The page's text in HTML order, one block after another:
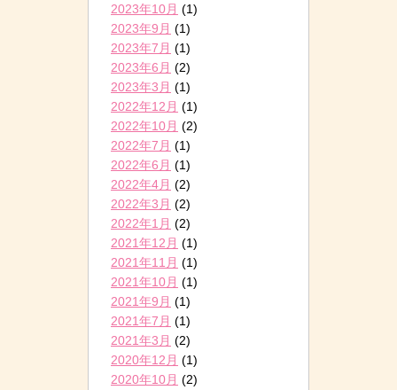
2023年10月 (1)
2023年9月 (1)
2023年7月 (1)
2023年6月 (2)
2023年3月 (1)
2022年12月 (1)
2022年10月 (2)
2022年7月 (1)
2022年6月 (1)
2022年4月 (2)
2022年3月 (2)
2022年1月 (2)
2021年12月 (1)
2021年11月 (1)
2021年10月 (1)
2021年9月 (1)
2021年7月 (1)
2021年3月 (2)
2020年12月 (1)
2020年10月 (2)